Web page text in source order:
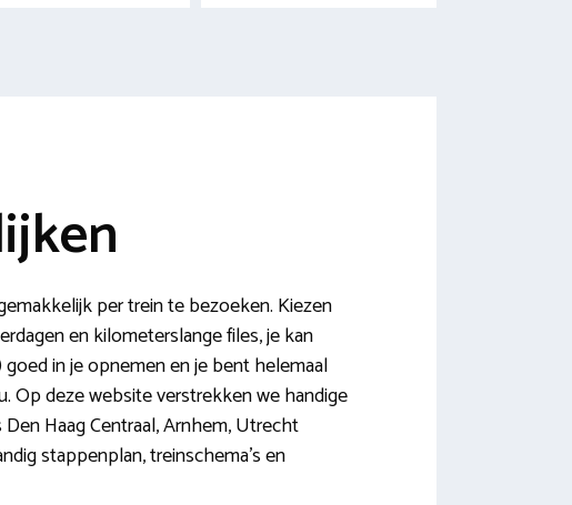
per trein te bezoeken. Kiezen
en kilometerslange files, je kan
in je opnemen en je bent helemaal
Op deze website verstrekken we handige
Haag Centraal, Arnhem, Utrecht
stappenplan, treinschema’s en